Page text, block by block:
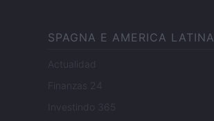
SPAGNA E AMERICA LATINA
Actualidad
Finanzas 24
Investindo 365